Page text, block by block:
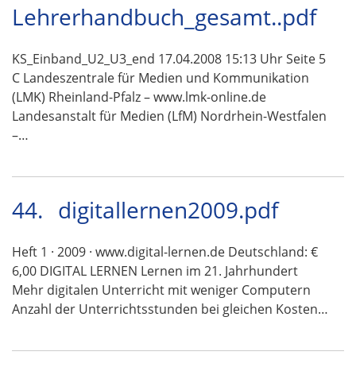
Lehrerhandbuch_gesamt..pdf
KS_Einband_U2_U3_end 17.04.2008 15:13 Uhr Seite 5
C Landeszentrale für Medien und Kommunikation
(LMK) Rheinland-Pfalz – www.lmk-online.de
Landesanstalt für Medien (LfM) Nordrhein-Westfalen
–…
44. digitallernen2009.pdf
Heft 1 · 2009 · www.digital-lernen.de Deutschland: €
6,00 DIGITAL LERNEN Lernen im 21. Jahrhundert
Mehr digitalen Unterricht mit weniger Computern
Anzahl der Unterrichtsstunden bei gleichen Kosten…